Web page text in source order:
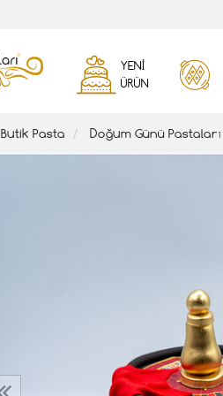
YENI
ÜRÜN
Butik Pasta Doğum Günü Pastaları